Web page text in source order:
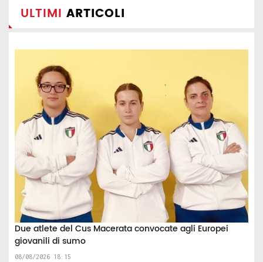
ULTIMI ARTICOLI
Due atlete del Cus Macerata convocate agli Europei
giovanili di sumo
08/08/2026 18:15